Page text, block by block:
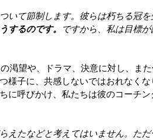
いて節制します。彼らは朽ちる冠
するのです。
ですから、私は目標
渇望や、ドラマ、決意に対し、ま
様子に、共感しないではおれなくな
に呼びかけ、私たちは彼のコーチ
えたなどと考えてはいません。た